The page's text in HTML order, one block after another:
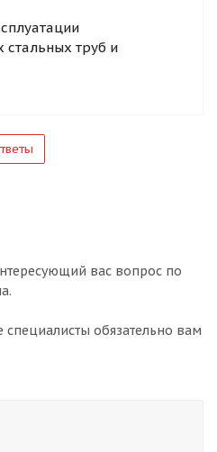
труб и
вас вопрос по
обязательно вам